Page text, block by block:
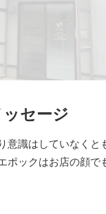
セージ
意識はしていなくと
ポックはお店の顔で